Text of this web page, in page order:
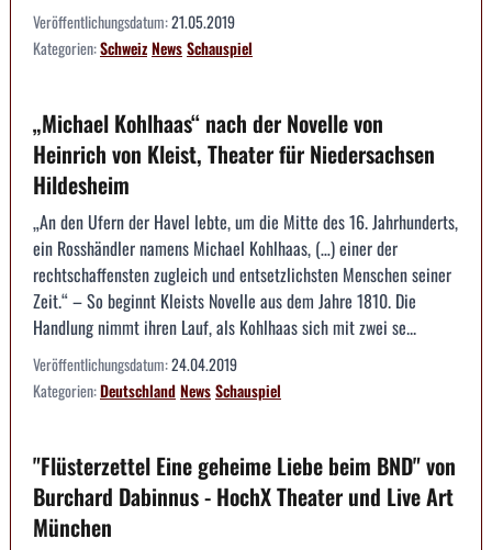
Veröffentlichungsdatum:21.05.2019
Kategorien:SchweizNewsSchauspiel
„Michael Kohlhaas“ nach der Novelle von
Heinrich von Kleist, Theater für Niedersachsen
Hildesheim
„An den Ufern der Havel lebte, um die Mitte des 16. Jahrhunderts,
ein Rosshändler namens Michael Kohlhaas, (…) einer der
rechtschaffensten zugleich und entsetzlichsten Menschen seiner
Zeit.“ – So beginnt Kleists Novelle aus dem Jahre 1810. Die
Handlung nimmt ihren Lauf, als Kohlhaas sich mit zwei se...
Veröffentlichungsdatum:24.04.2019
Kategorien:DeutschlandNewsSchauspiel
"Flüsterzettel Eine geheime Liebe beim BND" von
Burchard Dabinnus - HochX Theater und Live Art
München